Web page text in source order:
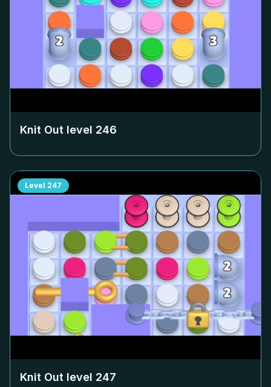
Knit Out level 246
Level 247
Knit Out level 247